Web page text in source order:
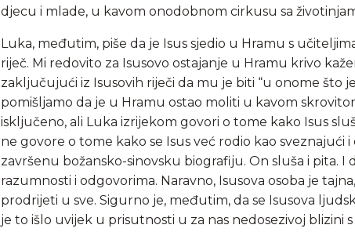
djecu i mlade, u kavom onodobnom cirkusu sa
Luka, međutim, piše da je Isus sjedio u Hramu s
riječ. Mi redovito za Isusovo ostajanje u Hramu krivo
zaključujući iz Isusovih riječi da mu je biti “u onome što
pomišljamo da je u Hramu ostao moliti u kavom
isključeno, ali Luka izrijekom govori o tome kako Isus
ne govore o tome kako se Isus već rodio kao sveznajući
završenu božansko-sinovsku biografiju. On sluša i pita. I
razumnosti i odgovorima. Naravno, Isusova osoba je
prodrijeti u sve. Sigurno je, međutim, da se Isusova
je to išlo uvijek u prisutnosti u za nas nedosezivoj blizini